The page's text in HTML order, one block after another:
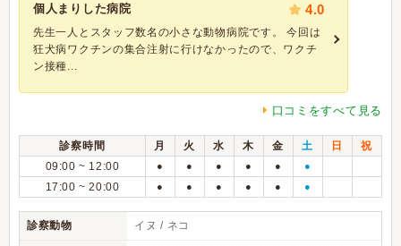
個人まりした病院 4.0
先生一人とスタッフ数名の小さな動物病院です。 今回は
狂犬病ワクチンの集合注射に行けなかったので、ワクチ
ン接種...
口コミをすべて見る
診察時間 月 火 水 木 金 土 日
祝
09:00 ~ 12:00
● ● ● ● ● ●
17:00 ~ 20:00 ● ● ● ● ● ●
診察動物 イヌ / ネコ